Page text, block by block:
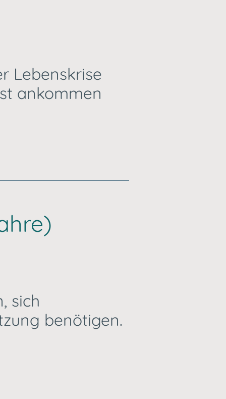
Lebenskrise
ankommen
sich
benötigen.